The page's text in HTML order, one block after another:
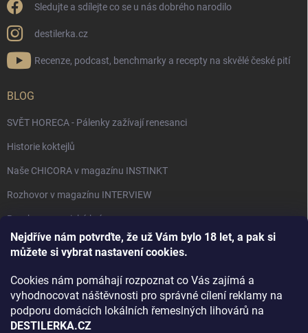
Nejdříve nám potvrďte, že už Vám bylo 18 let, a pak si
můžete si vybrat nastavení cookies.
Cookies nám pomáhají rozpoznat co Vás zajímá a
vyhodnocovat náštěvnosti pro správné cílení reklamy na
podporu domácích lokálních řemeslných lihovárů na
DESTILERKA.CZ
Sledujte a sdílejte co se u nás dobrého narodilo
destilerka.cz
Recenze, podcast, benchmarky a recepty na skvělé české pití
BLOG
SVĚT HORECA - Pálenky zažívají renesanci
Historie koktejlů
Naše CHICORA v magazínu INSTINKT
Rozhovor v magazínu INTERVIEW
Bourbon, americká krása.
Napsali v TÝDNU o naší práci
Rozhovor s DESTILERKA.CZ v magazínu DRINKING-CAT
Jak vybrat dárek na Vánoce